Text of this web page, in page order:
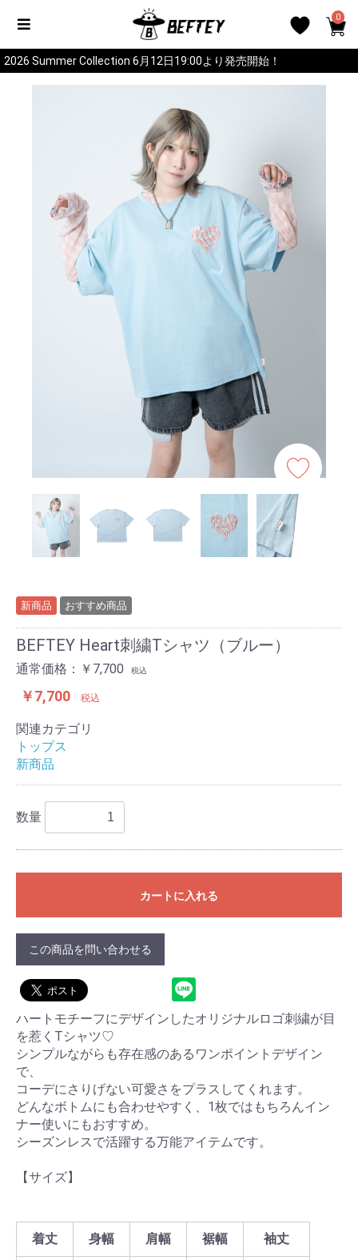
0
2026 Summer Collection 6月12日19:00より発売開始！
新商品 おすすめ商品
BEFTEY Heart刺繍Tシャツ（ブルー）
通常価格：￥7,700 税込
￥7,700 税込
関連カテゴリ
トップス
新商品
数量
カートに入れる
この商品を問い合わせる
ハートモチーフにデザインしたオリジナルロゴ刺繍が目
を惹くTシャツ♡
シンプルながらも存在感のあるワンポイントデザイン
で、
コーデにさりげない可愛さをプラスしてくれます。
どんなボトムにも合わせやすく、1枚ではもちろんイン
ナー使いにもおすすめ。
シーズンレスで活躍する万能アイテムです。
【サイズ】
着丈 身幅 肩幅 裾幅 袖丈